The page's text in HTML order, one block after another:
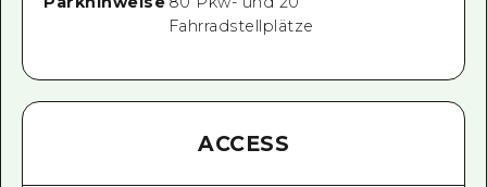
Fahrradstellplätze
ACCESS